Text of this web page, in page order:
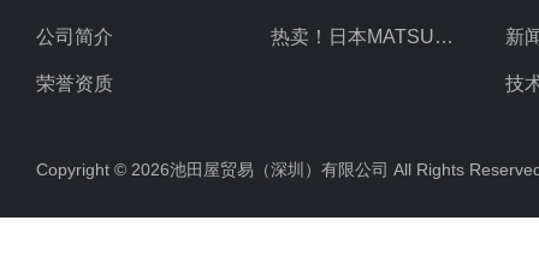
公司简介
荣誉资质
热卖！日本MATSUO松尾 新
技
Copyright © 2026池田屋贸易（深圳）有限公司 All Rights